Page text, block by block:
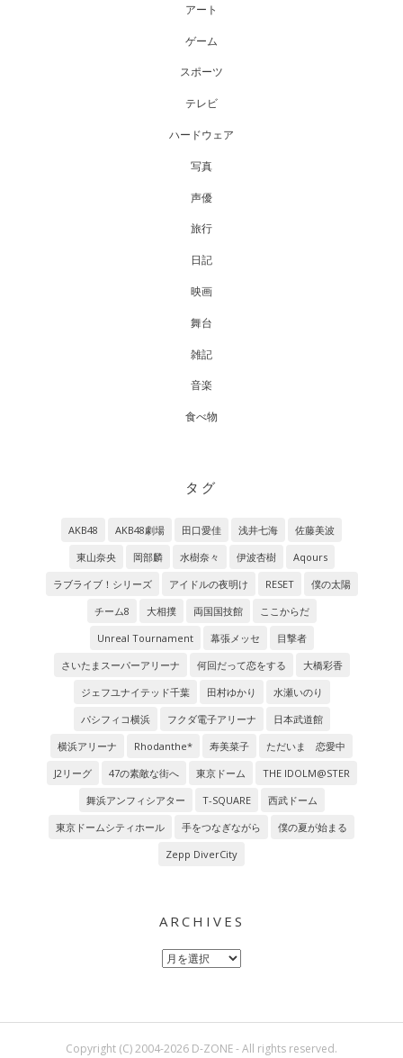
アート
ゲーム
スポーツ
テレビ
ハードウェア
写真
声優
旅行
日記
映画
舞台
雑記
音楽
食べ物
タグ
AKB48 AKB48劇場 田口愛佳 浅井七海
佐藤美波
東山奈央
岡部麟 水樹奈々 伊波杏樹
Aqours
ラブライブ！シリーズ
アイドルの夜明け RESET
僕の太陽
チーム8
大相撲 両国国技館
ここからだ
Unreal Tournament
幕張メッセ
目撃者
さいたまスーパーアリーナ
何回だって恋をする
大橋彩香
ジェフユナイテッド千葉
田村ゆかり
水瀬いのり
パシフィコ横浜
フクダ電子アリーナ
日本武道館
横浜アリーナ
Rhodanthe* 寿美菜子
ただいま 恋愛中
J2リーグ
47の素敵な街へ 東京ドーム
THE IDOLM@STER
舞浜アンフィシアター
T-SQUARE
西武ドーム
東京ドームシティホール
手をつなぎながら
僕の夏が始まる
Zepp DiverCity
ARCHIVES
Archives
Copyright (C) 2004-2026 D-ZONE - All rights reserved.